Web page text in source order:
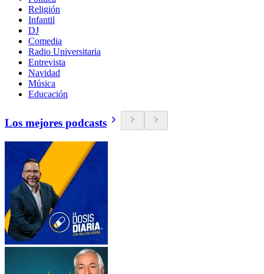
Religión
Infantil
DJ
Comedia
Radio Universitaria
Entrevista
Navidad
Música
Educación
Los mejores podcasts